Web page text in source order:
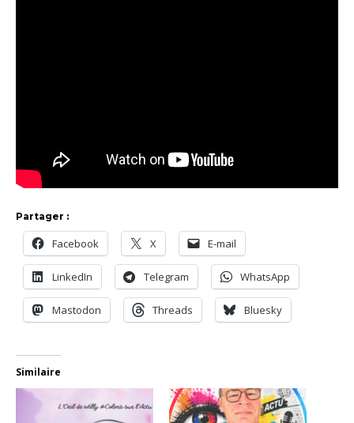
Partager :
Facebook X E-mail
LinkedIn Telegram WhatsApp
Mastodon Threads Bluesky
Similaire